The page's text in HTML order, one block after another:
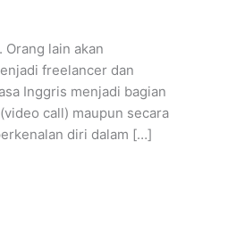
lain akan
freelancer dan
Inggris menjadi bagian
call) maupun secara
diri dalam […]